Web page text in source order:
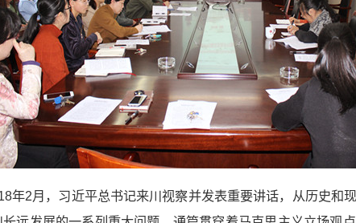
年2月，习近平总书记来川视察并发表重要讲话，从历史和